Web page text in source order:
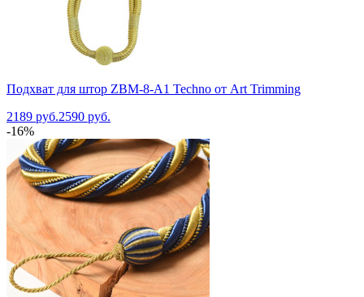
Подхват для штор ZBM-8-A1 Techno от Art Trimming
2189 руб.2590 руб.
-16%